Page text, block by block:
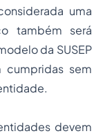
uma
também será
da SUSEP
cumpridas sem
devem